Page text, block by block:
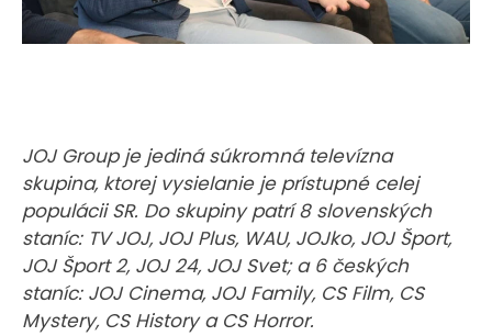
JOJ Group je jediná súkromná televízna
skupina, ktorej vysielanie je prístupné celej
populácii SR. Do skupiny patrí 8 slovenských
staníc: TV JOJ, JOJ Plus, WAU, JOJko, JOJ Šport,
JOJ Šport 2, JOJ 24, JOJ Svet; a 6 českých
staníc: JOJ Cinema, JOJ Family, CS Film, CS
Mystery, CS History a CS Horror.